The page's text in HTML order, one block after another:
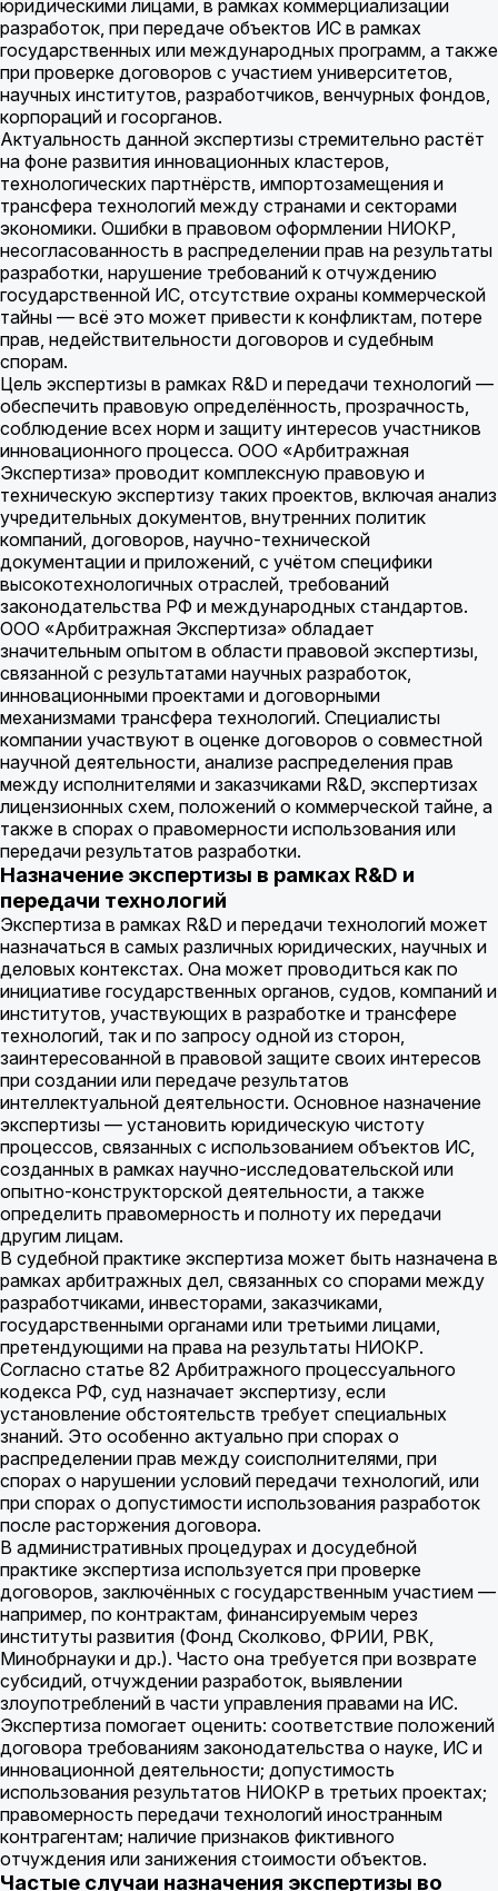
юридическими лицами, в рамках коммерциализации
разработок, при передаче объектов ИС в рамках
государственных или международных программ, а также
при проверке договоров с участием университетов,
научных институтов, разработчиков, венчурных фондов,
корпораций и госорганов.
Актуальность данной экспертизы стремительно растёт
на фоне развития инновационных кластеров,
технологических партнёрств, импортозамещения и
трансфера технологий между странами и секторами
экономики. Ошибки в правовом оформлении НИОКР,
несогласованность в распределении прав на результаты
разработки, нарушение требований к отчуждению
государственной ИС, отсутствие охраны коммерческой
тайны — всё это может привести к конфликтам, потере
прав, недействительности договоров и судебным
спорам.
Цель экспертизы в рамках R&D и передачи технологий —
обеспечить правовую определённость, прозрачность,
соблюдение всех норм и защиту интересов участников
инновационного процесса. ООО «Арбитражная
Экспертиза» проводит комплексную правовую и
техническую экспертизу таких проектов, включая анализ
учредительных документов, внутренних политик
компаний, договоров, научно-технической
документации и приложений, с учётом специфики
высокотехнологичных отраслей, требований
законодательства РФ и международных стандартов.
ООО «Арбитражная Экспертиза» обладает
значительным опытом в области правовой экспертизы,
связанной с результатами научных разработок,
инновационными проектами и договорными
механизмами трансфера технологий. Специалисты
компании участвуют в оценке договоров о совместной
научной деятельности, анализе распределения прав
между исполнителями и заказчиками R&D, экспертизах
лицензионных схем, положений о коммерческой тайне, а
также в спорах о правомерности использования или
передачи результатов разработки.
Назначение экспертизы в рамках R&D и
передачи технологий
Экспертиза в рамках R&D и передачи технологий может
назначаться в самых различных юридических, научных и
деловых контекстах. Она может проводиться как по
инициативе государственных органов, судов, компаний и
институтов, участвующих в разработке и трансфере
технологий, так и по запросу одной из сторон,
заинтересованной в правовой защите своих интересов
при создании или передаче результатов
интеллектуальной деятельности. Основное назначение
экспертизы — установить юридическую чистоту
процессов, связанных с использованием объектов ИС,
созданных в рамках научно-исследовательской или
опытно-конструкторской деятельности, а также
определить правомерность и полноту их передачи
другим лицам.
В судебной практике экспертиза может быть назначена в
рамках арбитражных дел, связанных со спорами между
разработчиками, инвесторами, заказчиками,
государственными органами или третьими лицами,
претендующими на права на результаты НИОКР.
Согласно статье 82 Арбитражного процессуального
кодекса РФ, суд назначает экспертизу, если
установление обстоятельств требует специальных
знаний. Это особенно актуально при спорах о
распределении прав между соисполнителями, при
спорах о нарушении условий передачи технологий, или
при спорах о допустимости использования разработок
после расторжения договора.
В административных процедурах и досудебной
практике экспертиза используется при проверке
договоров, заключённых с государственным участием —
например, по контрактам, финансируемым через
институты развития (Фонд Сколково, ФРИИ, РВК,
Минобрнауки и др.). Часто она требуется при возврате
субсидий, отчуждении разработок, выявлении
злоупотреблений в части управления правами на ИС.
Экспертиза помогает оценить: соответствие положений
договора требованиям законодательства о науке, ИС и
инновационной деятельности; допустимость
использования результатов НИОКР в третьих проектах;
правомерность передачи технологий иностранным
контрагентам; наличие признаков фиктивного
отчуждения или занижения стоимости объектов.
Частые случаи назначения экспертизы во